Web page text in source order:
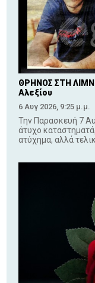
ΘΡΗΝΟΣ ΣΤΗ
Αλεξίου
6 Αυγ 2026, 9:25 μ.μ.
Την Παρασκευή 7
άτυχο
ατύχημα, αλλά